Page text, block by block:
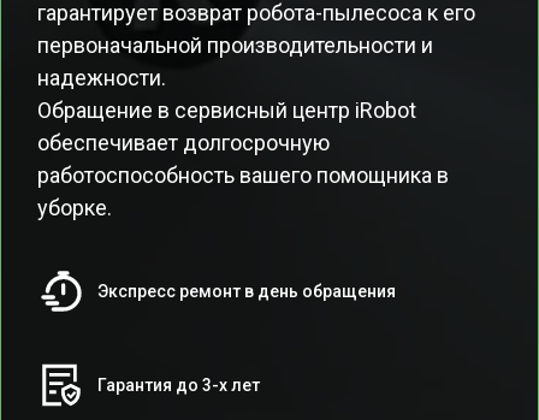
гарантирует возврат робота-пылесоса к его
первоначальной производительности и
надежности.
Обращение в сервисный центр iRobot
обеспечивает долгосрочную
работоспособность вашего помощника в
уборке.
Экспресс ремонт в день обращения
Гарантия до 3-х лет